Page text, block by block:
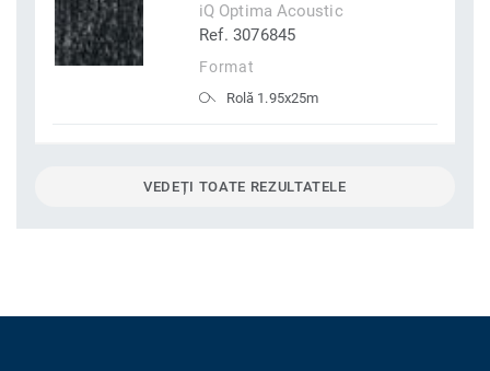
iQ Optima Acoustic
Ref. 3076845
Format
Rolă 1.95x25m
VEDEȚI TOATE REZULTATELE